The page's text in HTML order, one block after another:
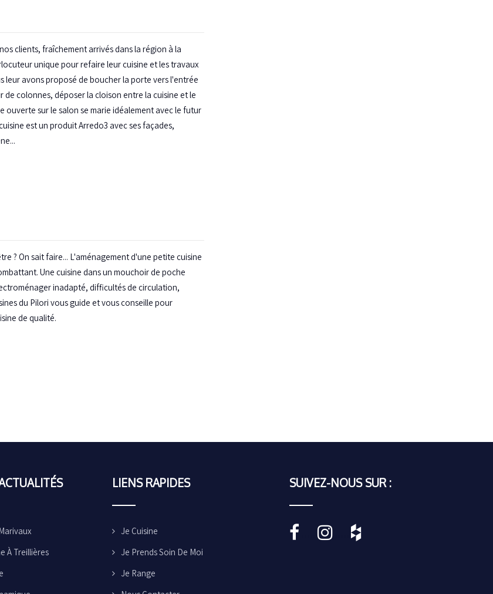
clients, fraîchement arrivés dans la région à la
unique pour refaire leur cuisine et les travaux
leur avons proposé de boucher la porte vers l'entrée
colonnes, déposer la cloison entre la cuisine et le
ouverte sur le salon se marie idéalement avec le futur
est un produit Arredo3 avec ses façades,
? On sait faire... L'aménagement d'une petite cuisine
Une cuisine dans un mouchoir de poche
inadapté, difficultés de circulation,
du Pilori vous guide et vous conseille pour
de qualité.
À Treillières
LIENS RAPIDES
Je Cuisine
Je Prends Soin De Moi
Je Range
SUIVEZ-NOUS SUR :